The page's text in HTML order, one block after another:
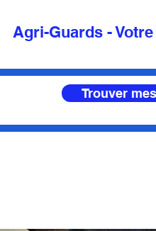
Agri-Guards -
Trouver